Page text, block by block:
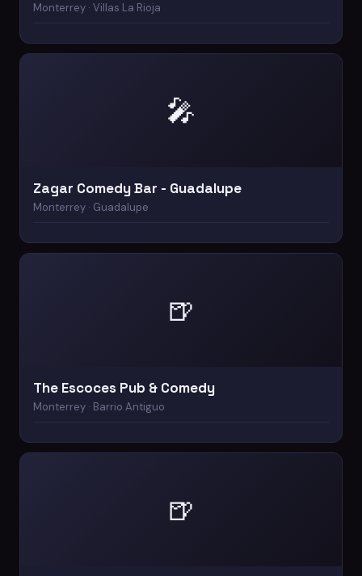
Monterrey · Villas La Rioja
🎤
Zagar Comedy Bar - Guadalupe
Monterrey · Guadalupe
🍺
The Escoces Pub & Comedy
Monterrey · Barrio Antiguo
🍺